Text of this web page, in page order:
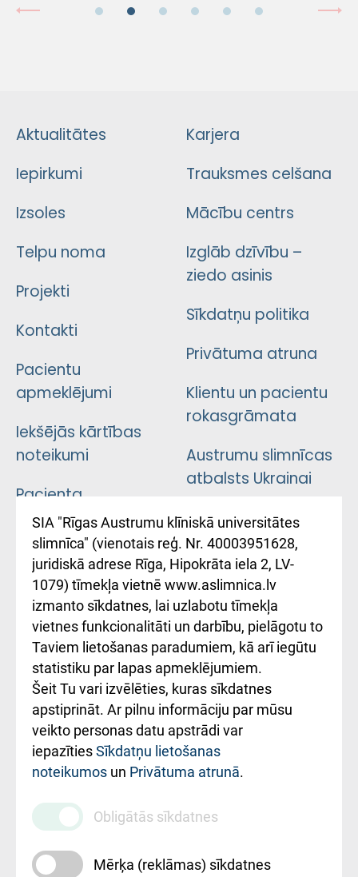
Aktualitātes
Iepirkumi
Izsoles
Telpu noma
Projekti
Kontakti
Pacientu
apmeklējumi
Iekšējās kārtības
noteikumi
Pacienta
atsauksmju/sūdzību
iesniegšanas
kārtība
Kā pie mums nokļūt
Rēķinu apmaksas
ceļvedis
Rekvizīti un
ārstniecības
iestādes kods
010000234
Maksas
pakalpojumu
cenrādis
Karjera
Trauksmes celšana
Mācību centrs
Izglāb dzīvību –
ziedo asinis
Sīkdatņu politika
Privātuma atruna
Klientu un pacientu
rokasgrāmata
Austrumu slimnīcas
atbalsts Ukrainai
Підтримка Східної
лікарні та співпраця з
Україною
SIA "Rīgas Austrumu klīniskā universitātes
slimnīca" (vienotais reģ. Nr. 40003951628,
juridiskā adrese Rīga, Hipokrāta iela 2, LV-
1079) tīmekļa vietnē www.aslimnica.lv
izmanto sīkdatnes, lai uzlabotu tīmekļa
vietnes funkcionalitāti un darbību, pielāgotu to
Taviem lietošanas paradumiem, kā arī iegūtu
statistiku par lapas apmeklējumiem.
Šeit Tu vari izvēlēties, kuras sīkdatnes
apstiprināt. Ar pilnu informāciju par mūsu
veikto personas datu apstrādi var
iepazītiesSīkdatņu lietošanas
noteikumos un Privātuma atrunā.
Obligātās sīkdatnes
Mērķa (reklāmas) sīkdatnes